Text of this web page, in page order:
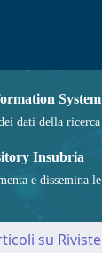
System
dati della
Insubria
e
su Riviste